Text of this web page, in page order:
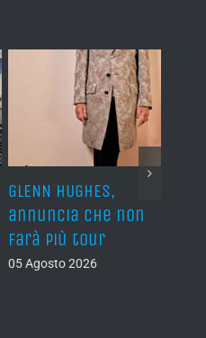
GLENN HUGHES,
annuncia che non
farà più tour
05 Agosto 2026